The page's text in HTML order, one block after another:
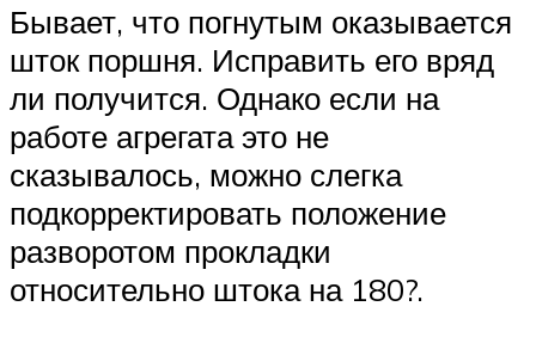
Бывает, что погнутым оказывается
шток поршня. Исправить его вряд
ли получится. Однако если на
работе агрегата это не
сказывалось, можно слегка
подкорректировать положение
разворотом прокладки
относительно штока на 180?.